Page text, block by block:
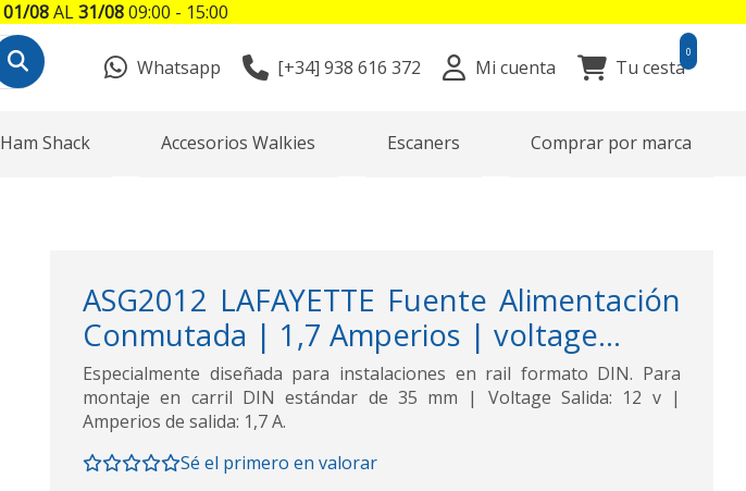
Whatsapp [+34] 938 616 372 Mi cuenta Tu cesta
0
Ham Shack Accesorios Walkies Escaners Comprar por marca
ASG2012 LAFAYETTE Fuente Alimentación
Conmutada | 1,7 Amperios | voltage...
Especialmente diseñada para instalaciones en rail formato DIN. Para
montaje en carril DIN estándar de 35 mm | Voltage Salida: 12 v |
Amperios de salida: 1,7 A.
Sé el primero en valorar
01/08AL31/0809:00 - 15:00